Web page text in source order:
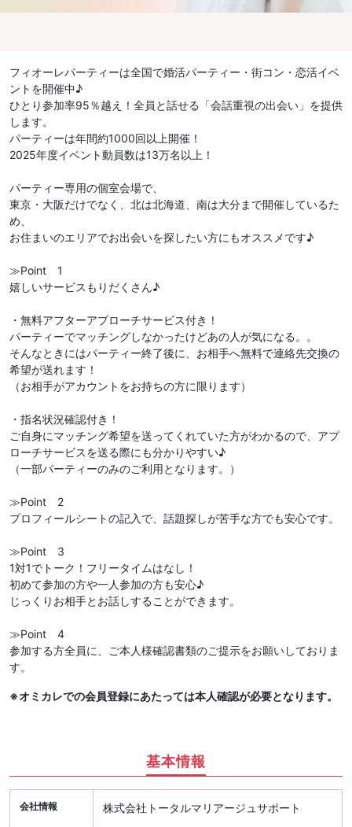
フィオーレパーティーは全国で婚活パーティー・街コン・恋活イベ
ントを開催中♪
ひとり参加率95％越え！全員と話せる「会話重視の出会い」を提供
します。
パーティーは年間約1000回以上開催！
2025年度イベント動員数は13万名以上！
パーティー専用の個室会場で、
東京・大阪だけでなく、北は北海道、南は大分まで開催しているた
め、
お住まいのエリアでお出会いを探したい方にもオススメです♪
≫Point 1
嬉しいサービスもりだくさん♪
・無料アフターアプローチサービス付き！
パーティーでマッチングしなかったけどあの人が気になる。。
そんなときにはパーティー終了後に、お相手へ無料で連絡先交換の
希望が送れます！
（お相手がアカウントをお持ちの方に限ります）
・指名状況確認付き！
ご自身にマッチング希望を送ってくれていた方がわかるので、アプ
ローチサービスを送る際にも分かりやすい♪
（一部パーティーのみのご利用となります。）
≫Point 2
プロフィールシートの記入で、話題探しが苦手な方でも安心です。
≫Point 3
1対1でトーク！フリータイムはなし！
初めて参加の方や一人参加の方も安心♪
じっくりお相手とお話しすることができます。
≫Point 4
参加する方全員に、ご本人様確認書類のご提示をお願いしておりま
す。
※オミカレでの会員登録にあたっては本人確認が必要となります。
基本情報
会社情報 株式会社トータルマリアージュサポート